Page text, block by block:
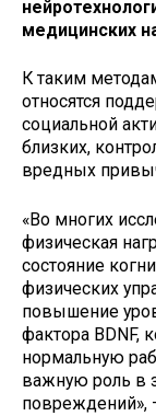
медицинских
К таким
относятся
социальной
близких,
вредных
«Во многих
физическая
состояние
физических
повышение
фактора BDNF,
нормальную
важную роль в
повреждений»,